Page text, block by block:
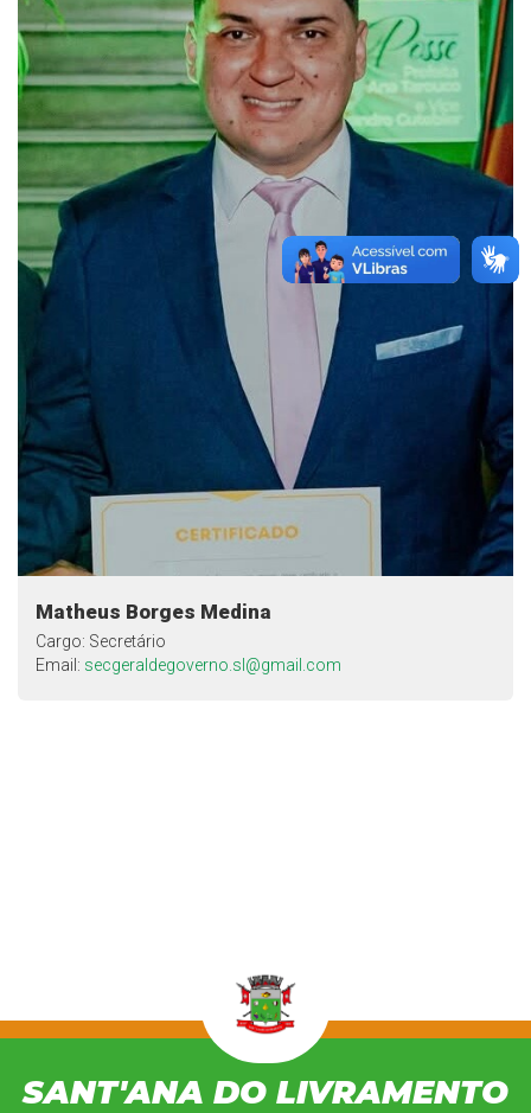
Matheus Borges Medina
Cargo: Secretário
Email: secgeraldegoverno.sl@gmail.com
SANT'ANA DO LIVRAMENTO